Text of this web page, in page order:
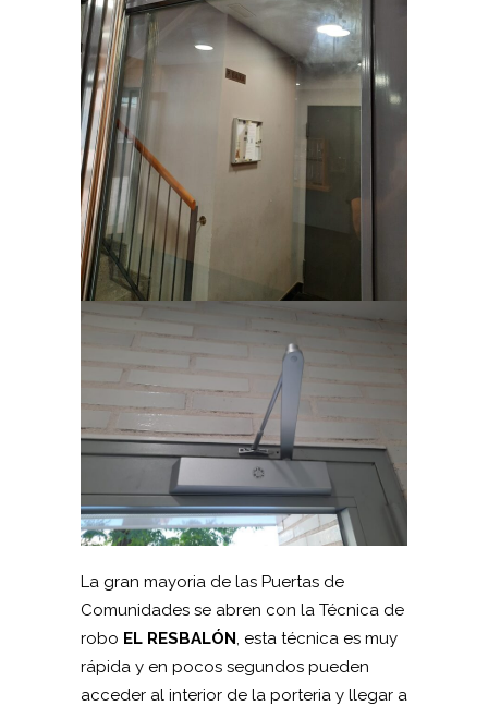
La gran mayoria de las Puertas de
Comunidades se abren con la Técnica de
robo EL RESBALÓN, esta técnica es muy
rápida y en pocos segundos pueden
acceder al interior de la porteria y llegar a